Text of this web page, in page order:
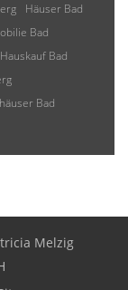
Häuser Bad
Bad
Hauskauf Bad
Bad
Melzig